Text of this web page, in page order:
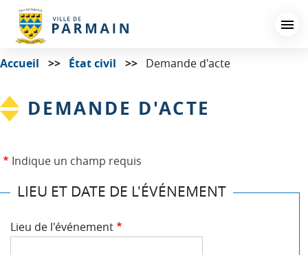
principal
Accueil État civil Demande d'acte
DEMANDE D'ACTE
Indique un champ requis
LIEU ET DATE DE L'ÉVÉNEMENT
Lieu de l'événement